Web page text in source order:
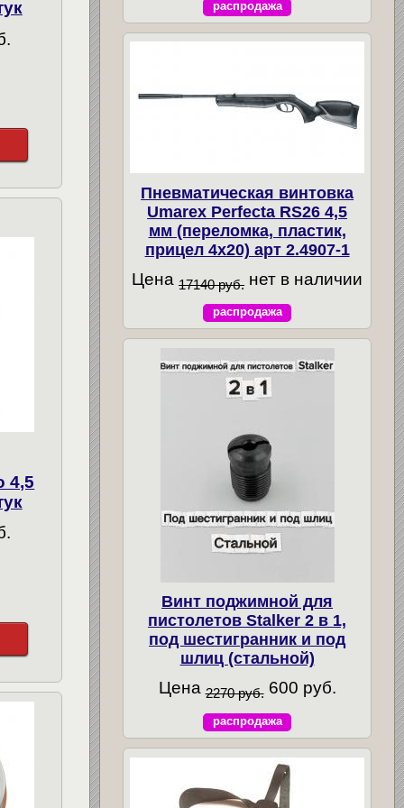
4,5
распродажа
Пневматическая винтовка
Umarex Perfecta RS26 4,5
мм (переломка, пластик,
прицел 4x20) арт 2.4907-1
Цена 17140 руб. нет в наличии
распродажа
Винт поджимной для
пистолетов Stalker 2 в 1,
под шестигранник и под
шлиц (стальной)
Цена 2270 руб. 600 руб.
распродажа